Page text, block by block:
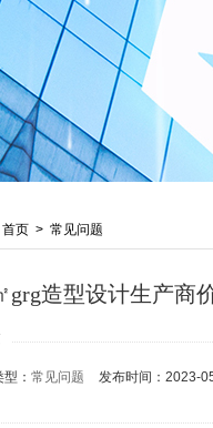
首页 > 常见问题
grg造型设计生产商
型： 常见问题 发布时间：2023-